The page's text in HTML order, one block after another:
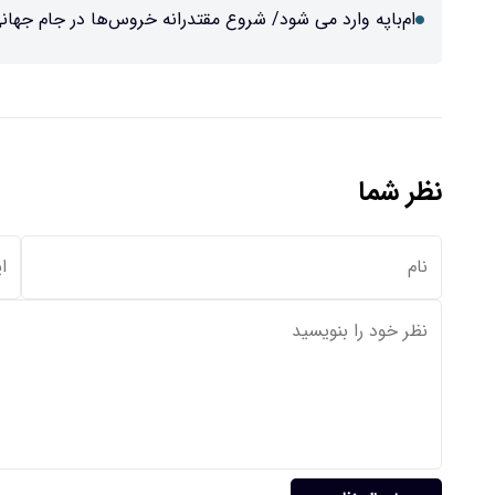
ام‌باپه وارد می شود/ شروع مقتدرانه خروس‌ها در جام
نظر شما